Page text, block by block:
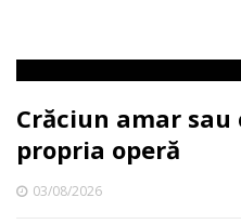
Crăciun amar
propria operă
03/08/2026